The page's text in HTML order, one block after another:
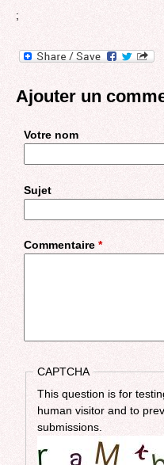
;
Ajouter un
Votre nom
Sujet
Commentaire *
CAPTCHA
This question is for
human visitor and to
submissions.